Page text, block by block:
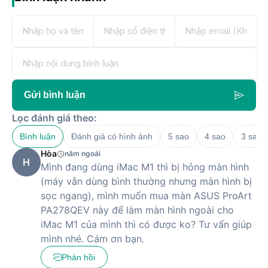
Góc nhìn (H/V)
178 độ
sRGB
Đạt chứng nhận Calman Verified
xác màu sắc (độ chính xác màu
Delta E < 2)
Tính năng đặc
Màn hình chống lóa
Công nghệ ASUS Eye Care: Công
nghệ Ánh sáng xanh cực thấp
Ultra-Low Blue Light (được TÜV
chứng nhận), Công nghệ Chống
nhấp nháy Flicker-Free của ASUS
(được TÜV chứng nhận)
ProArt Preset giúp điều chỉnh
gam màu nhanh
ProArt Palette cho phép trải
Gửi bình luận
Lọc đánh giá theo:
Bình luận Đánh giá có hình ảnh 5 sao 4 sao 3 sao
H
Hòa năm ngoái
Mình đang dùng iMac M1 thì bị hỏng màn hình
(máy vẫn dùng bình thường nhưng màn hình bị
sọc ngang), mình muốn mua màn ASUS ProArt
PA278QEV này để làm màn hình ngoài cho
iMac M1 của mình thì có được ko? Tư vấn giúp
mình nhé. Cám ơn bạn.
Phản hồi